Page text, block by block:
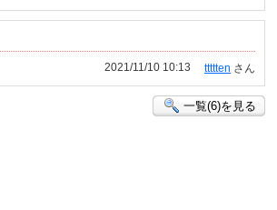
ttttten さん
2021/11/10 10:13
一覧(6)を見る